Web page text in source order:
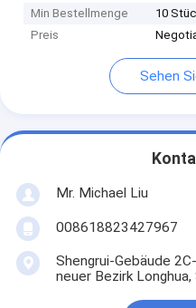
Min Bestellmenge
10
Preis
Sehen
Mr. Michael Liu
008618823427967
Shengrui-Gebäude
neuer Bezirk Longhua,